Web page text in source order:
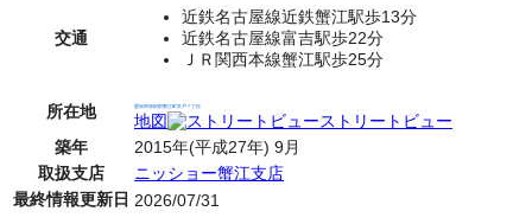
交通
近鉄名古屋線近鉄蟹江駅歩13分
近鉄名古屋線富吉駅歩22分
ＪＲ関西本線蟹江駅歩25分
所在地 愛知県海部郡蟹江町学戸７丁目
地図
ストリートビュー
築年
2015年(平成27年) 9月
取扱支店
ニッショー蟹江支店
最終情報更新日 2026/07/31